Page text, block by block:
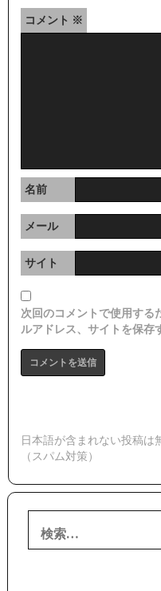
コメント ※
名前
メール
サイト
次回のコメントで使用する
ルアドレス、サイトを保存
日本語が含まれない投稿は
（スパム対策）
索: